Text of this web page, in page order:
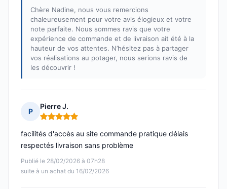
Chère Nadine, nous vous remercions
chaleureusement pour votre avis élogieux et votre
note parfaite. Nous sommes ravis que votre
expérience de commande et de livraison ait été à la
hauteur de vos attentes. N’hésitez pas à partager
vos réalisations au potager, nous serions ravis de
les découvrir !
P
Pierre J.
Note : 5 sur 5
Publié le 28/02/2026 à 07h28
suite à un achat du 16/02/2026
facilités d'accès au site commande pratique délais
respectés livraison sans problème